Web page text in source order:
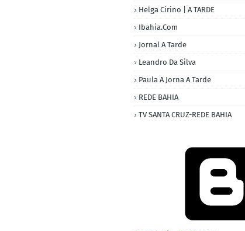
Helga Cirino | A TARDE
Ibahia.com
Jornal A Tarde
Leandro Da Silva
Paula A Jorna A Tarde
REDE BAHIA
TV SANTA CRUZ-REDE BAHIA